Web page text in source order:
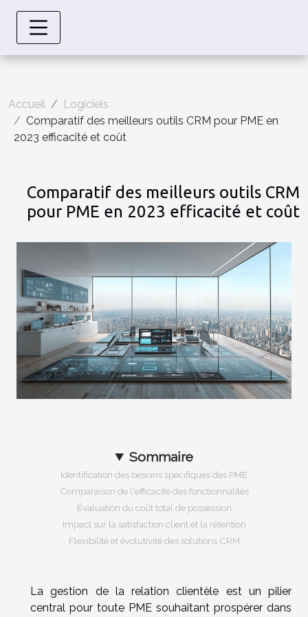
Accueil
Logiciels
Comparatif des meilleurs outils CRM pour PME en
2023 efficacité et coût
Comparatif des meilleurs outils CRM
pour PME en 2023 efficacité et coût
Sommaire
Identification des besoins spécifiques des PME
Comparaison de l'efficacité des fonctionnalités
Évaluation du coût total de possession
Impact sur la satisfaction client et la rétention
Flexibilité et évolutivité des solutions CRM
La gestion de la relation clientèle est un pilier
central pour toute PME souhaitant prospérer dans